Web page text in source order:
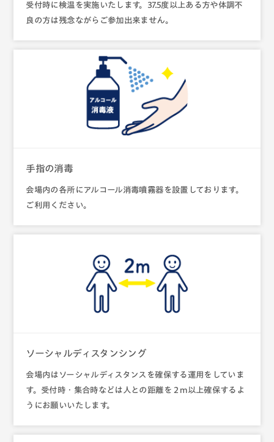
受付時に検温を実施いたします。37.5度以上ある方や体調不
良の方は残念ながらご参加出来ません。
手指の消毒
会場内の各所にアルコール消毒噴霧器を設置しております。
ご利用ください。
ソーシャルディスタンシング
会場内はソーシャルディスタンスを確保する運用をしていま
す。受付時・集合時などは人との距離を２m以上確保するよ
うにお願いいたします。